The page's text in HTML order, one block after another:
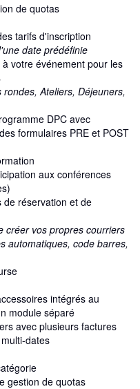
de quotas
tarifs d'inscription
date prédéfinie
votre événement pour les
Ateliers, Déjeuners,
DPC avec
formulaires PRE et POST
aux conférences
de réservation et de
créer vos propres courriers
automatiques, code barres,
intégrés au
module séparé
avec plusieurs factures
dates
gestion de quotas